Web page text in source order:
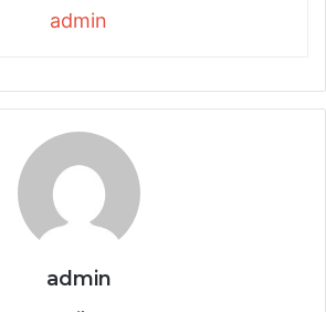
admin
admin